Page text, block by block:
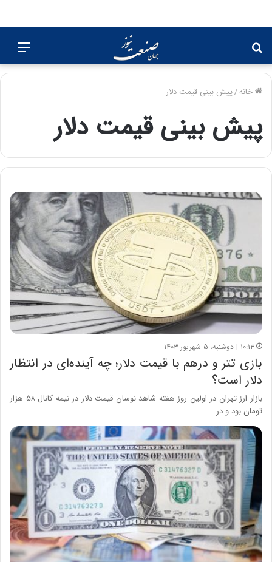
برای
خانه/پیش بینی قیمت دلار
پیش بینی قیمت دلار
۱۰:۱۳ | دوشنبه، ۵ شهریور ۱۴۰۳
بازی تتر و درهم با قیمت دلار؛ چه آینده‌ای در انتظار
دلار است؟
بازار ارز تهران در اولین روز هفته شاهد نوسان قیمت دلار در نیمه کانال ۵۸ هزار
تومان بود و در…